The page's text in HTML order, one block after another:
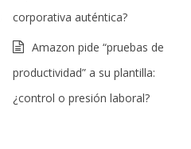
corporativa auténtica?
Amazon pide “pruebas de
productividad” a su plantilla:
¿control o presión laboral?